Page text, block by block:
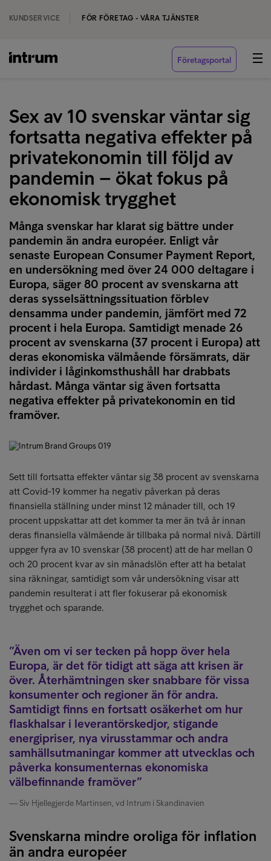
KUNDSERVICE FÖR FÖRETAG - VÅRA TJÄNSTER
Företagsportal
Sex av 10 svenskar väntar sig
fortsatta negativa effekter på
privatekonomin till följd av
pandemin – ökat fokus på
ekonomisk trygghet
Många svenskar har klarat sig bättre under
pandemin än andra européer. Enligt vår
senaste European Consumer Payment Report,
en undersökning med över 24 000 deltagare i
Europa, säger 80 procent av svenskarna att
deras sysselsättningssituation förblev
densamma under pandemin, jämfört med 72
procent i hela Europa. Samtidigt menade 26
procent av svenskarna (37 procent i Europa) att
deras ekonomiska välmående försämrats, där
individer i låginkomsthushåll har drabbats
hårdast. Många väntar sig även fortsatta
negativa effekter på privatekonomin en tid
framöver.
Sett till fortsatta effekter väntar sig 38 procent av svenskarna
att Covid-19 kommer ha negativ påverkan på deras
finansiella ställning under minst 12 månader till, och 19
procent uppskattar att det kommer ta mer än två år innan
deras finansiella välmående är tillbaka på normal nivå. Därtill
uppger fyra av 10 svenskar (38 procent) att de har mellan 0
och 20 procent kvar av sin månadslön efter att ha betalat
sina räkningar, samtidigt som vår undersökning visar att
pandemin resulterat i att fler fokuserar på ekonomisk
trygghet och sparande.
Även om vi ser tecken på hopp över hela
Europa, är det för tidigt att säga att krisen är
över. Återhämtningen sker snabbare för vissa
konsumenter och regioner än för andra.
Samtidigt finns en fortsatt osäkerhet om hur
flaskhalsar i leverantörskedjor, stigande
energipriser, nya virusstammar och andra
samhällsutmaningar kommer att utvecklas och
påverka konsumenternas ekonomiska
välbefinnande framöver
Siv Hjellegjerde Martinsen, vd Intrum i Skandinavien
Svenskarna mindre oroliga för inflation
än andra européer